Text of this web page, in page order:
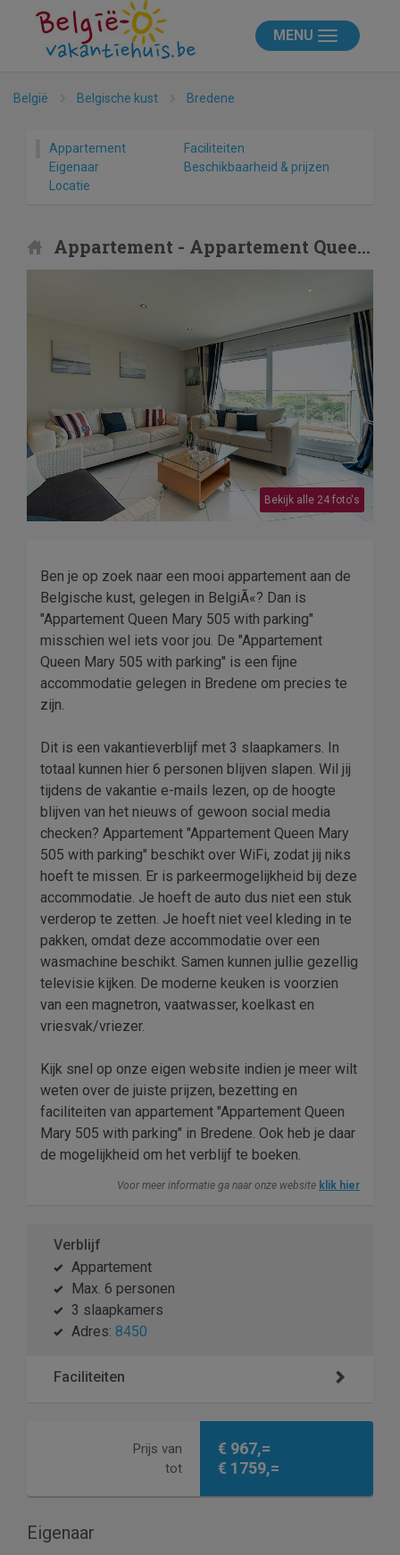
MENU
België Belgische kust Bredene
Appartement
Faciliteiten
Eigenaar
Beschikbaarheid & prijzen
Locatie
Appartement - Appartement Queen Mary 505 with parking
Bekijk alle 24 foto's
Ben je op zoek naar een mooi appartement aan de
Belgische kust, gelegen in BelgiÃ«? Dan is
"Appartement Queen Mary 505 with parking"
misschien wel iets voor jou. De "Appartement
Queen Mary 505 with parking" is een fijne
accommodatie gelegen in Bredene om precies te
zijn.
Dit is een vakantieverblijf met 3 slaapkamers. In
totaal kunnen hier 6 personen blijven slapen. Wil jij
tijdens de vakantie e-mails lezen, op de hoogte
blijven van het nieuws of gewoon social media
checken? Appartement "Appartement Queen Mary
505 with parking" beschikt over WiFi, zodat jij niks
hoeft te missen. Er is parkeermogelijkheid bij deze
accommodatie. Je hoeft de auto dus niet een stuk
verderop te zetten. Je hoeft niet veel kleding in te
pakken, omdat deze accommodatie over een
wasmachine beschikt. Samen kunnen jullie gezellig
televisie kijken. De moderne keuken is voorzien
van een magnetron, vaatwasser, koelkast en
vriesvak/vriezer.
Kijk snel op onze eigen website indien je meer wilt
weten over de juiste prijzen, bezetting en
faciliteiten van appartement "Appartement Queen
Mary 505 with parking" in Bredene. Ook heb je daar
de mogelijkheid om het verblijf te boeken.
Voor meer informatie ga naar onze website klik hier
Verblijf
Appartement
Max. 6 personen
3 slaapkamers
Adres: 8450
Faciliteiten
Prijs van
tot
€ 967,=
€ 1759,=
Eigenaar